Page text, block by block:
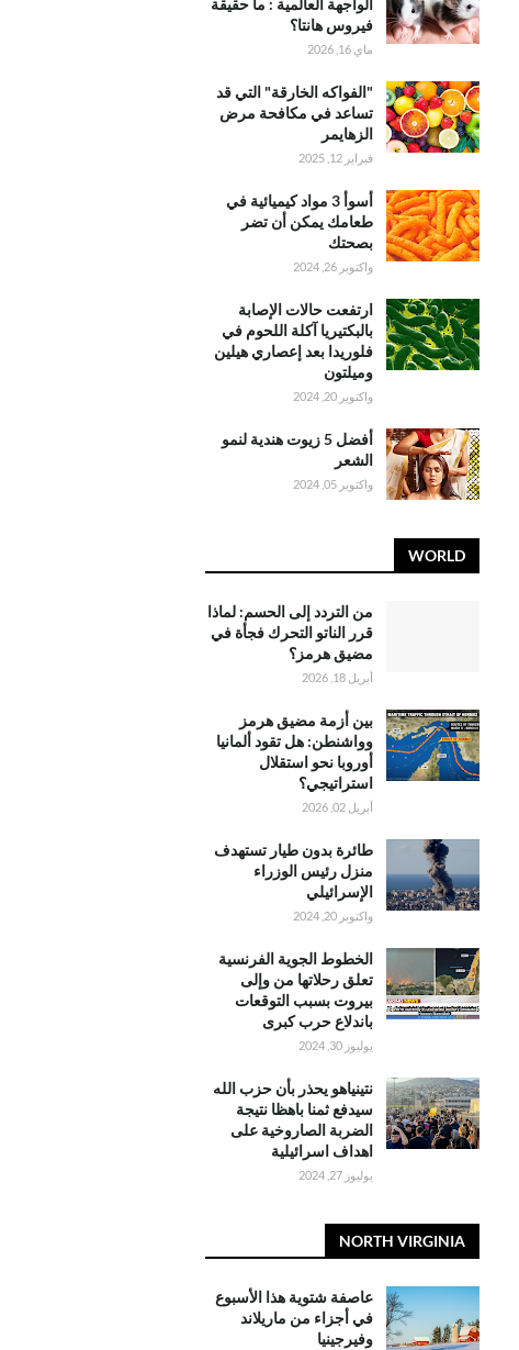
الواجهة العالمية : ما حقيقة
فيروس هانتا؟
ماي 16, 2026
"الفواكه الخارقة" التي قد
تساعد في مكافحة مرض
الزهايمر
فبراير 12, 2025
أسوأ 3 مواد كيميائية في
طعامك يمكن أن تضر
بصحتك
واكتوبر 26, 2024
ارتفعت حالات الإصابة
بالبكتيريا آكلة اللحوم في
فلوريدا بعد إعصاري هيلين
وميلتون
واكتوبر 20, 2024
أفضل 5 زيوت هندية لنمو
الشعر
واكتوبر 05, 2024
WORLD
من التردد إلى الحسم: لماذا
قرر الناتو التحرك فجأة في
مضيق هرمز؟
أبريل 18, 2026
بين أزمة مضيق هرمز
وواشنطن: هل تقود ألمانيا
أوروبا نحو استقلال
استراتيجي؟
أبريل 02, 2026
طائرة بدون طيار تستهدف
منزل رئيس الوزراء
الإسرائيلي
واكتوبر 20, 2024
الخطوط الجوية الفرنسية
تعلق رحلاتها من وإلى
بيروت بسبب التوقعات
باندلاع حرب كبرى
يوليوز 30, 2024
نتينياهو يحذر بأن حزب الله
سيدفع ثمنا باهظا نتيجة
الضربة الصاروخية على
اهداف اسرائيلية
يوليوز 27, 2024
NORTH VIRGINIA
عاصفة شتوية هذا الأسبوع
في أجزاء من ماريلاند
وفيرجينيا